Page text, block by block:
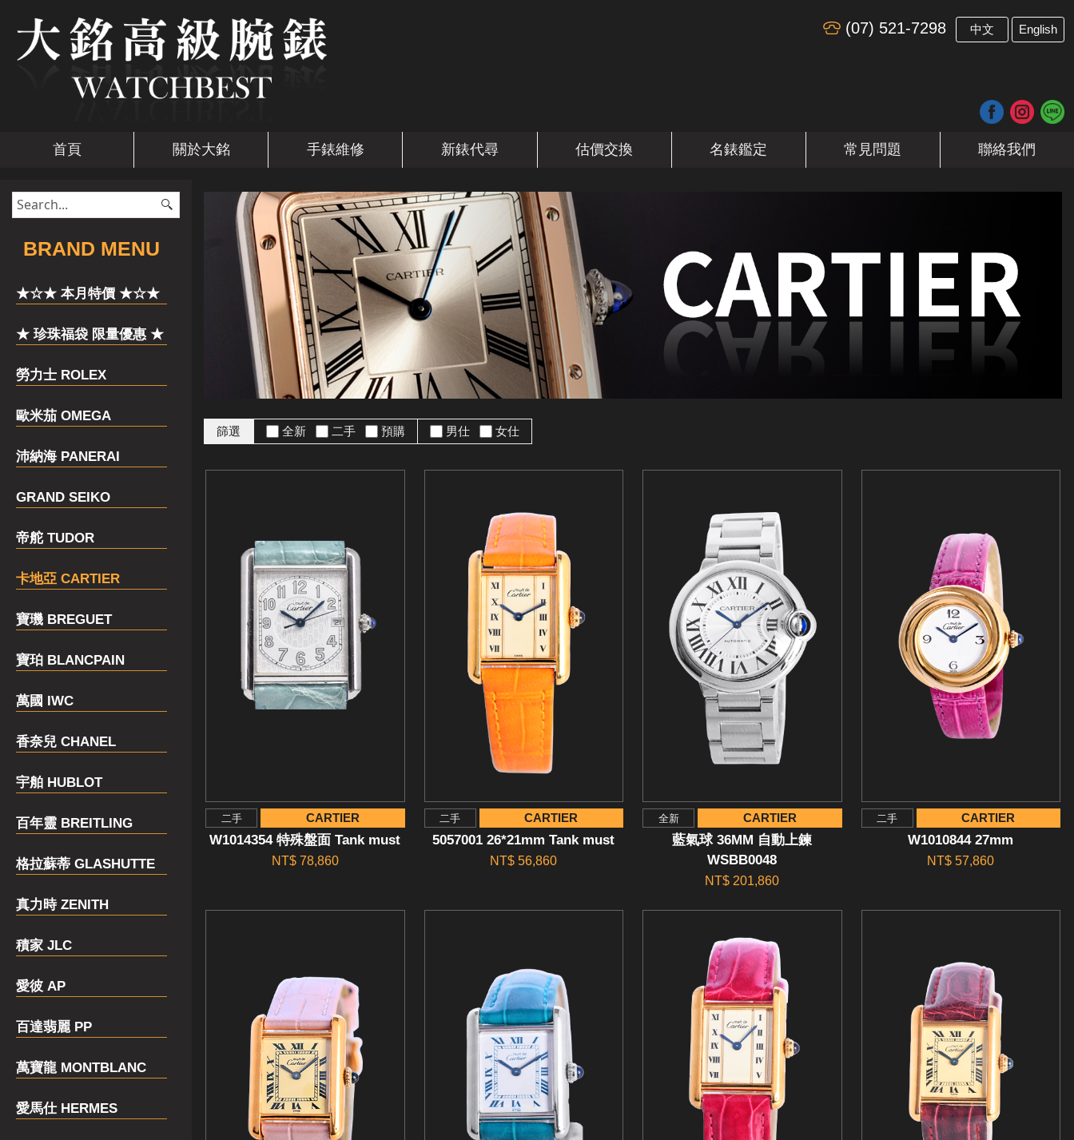
(07) 521-7298 中文 English
首頁 關於大銘 手錶維修 新錶代尋 估價交換 名錶鑑定 常見問題 聯絡我們
​BRAND MENU
★☆★ 本月特價 ★☆★
★ 珍珠福袋 限量優惠 ★
勞力士 ROLEX
歐米茄 OMEGA
沛納海 PANERAI
GRAND SEIKO
帝舵 TUDOR
卡地亞 CARTIER
寶璣 BREGUET
寶珀 BLANCPAIN
萬國 IWC
香奈兒 CHANEL
宇舶 HUBLOT
百年靈 BREITLING
格拉蘇蒂 GLASHUTTE
真力時 ZENITH
積家 JLC
愛彼 AP
百達翡麗 PP
萬寶龍 MONTBLANC
愛馬仕 HERMES
篩選 全新 二手 預購 男仕 女仕
二手 CARTIER
W1014354 特殊盤面 Tank must
NT$ 78,860
二手 CARTIER
5057001 26*21mm Tank must
NT$ 56,860
全新 CARTIER
藍氣球 36MM 自動上鍊
WSBB0048
NT$ 201,860
二手 CARTIER
W1010844 27mm
NT$ 57,860